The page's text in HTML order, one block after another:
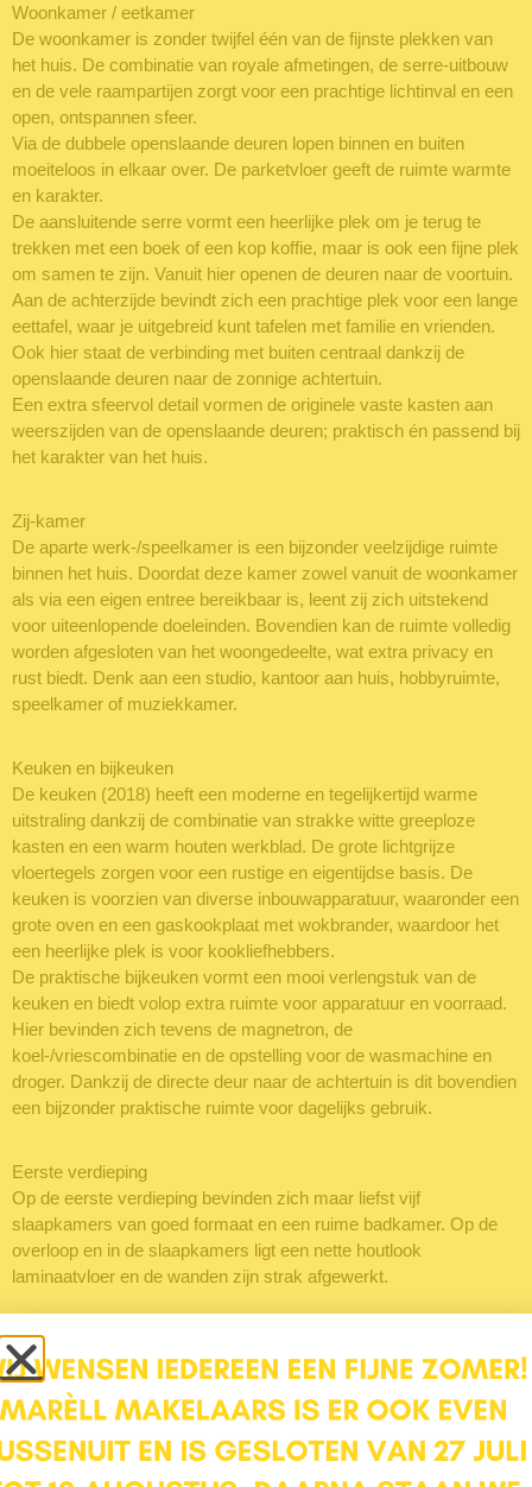
Woonkamer / eetkamer
De woonkamer is zonder twijfel één van de fijnste plekken van
het huis. De combinatie van royale afmetingen, de serre-uitbouw
en de vele raampartijen zorgt voor een prachtige lichtinval en een
open, ontspannen sfeer.
Via de dubbele openslaande deuren lopen binnen en buiten
moeiteloos in elkaar over. De parketvloer geeft de ruimte warmte
en karakter.
De aansluitende serre vormt een heerlijke plek om je terug te
trekken met een boek of een kop koffie, maar is ook een fijne plek
om samen te zijn. Vanuit hier openen de deuren naar de voortuin.
Aan de achterzijde bevindt zich een prachtige plek voor een lange
eettafel, waar je uitgebreid kunt tafelen met familie en vrienden.
Ook hier staat de verbinding met buiten centraal dankzij de
openslaande deuren naar de zonnige achtertuin.
Een extra sfeervol detail vormen de originele vaste kasten aan
weerszijden van de openslaande deuren; praktisch én passend bij
het karakter van het huis.
Zij-kamer
De aparte werk-/speelkamer is een bijzonder veelzijdige ruimte
binnen het huis. Doordat deze kamer zowel vanuit de woonkamer
als via een eigen entree bereikbaar is, leent zij zich uitstekend
voor uiteenlopende doeleinden. Bovendien kan de ruimte volledig
worden afgesloten van het woongedeelte, wat extra privacy en
rust biedt. Denk aan een studio, kantoor aan huis, hobbyruimte,
speelkamer of muziekkamer.
Keuken en bijkeuken
De keuken (2018) heeft een moderne en tegelijkertijd warme
uitstraling dankzij de combinatie van strakke witte greeploze
kasten en een warm houten werkblad. De grote lichtgrijze
vloertegels zorgen voor een rustige en eigentijdse basis. De
keuken is voorzien van diverse inbouwapparatuur, waaronder een
grote oven en een gaskookplaat met wokbrander, waardoor het
een heerlijke plek is voor kookliefhebbers.
De praktische bijkeuken vormt een mooi verlengstuk van de
keuken en biedt volop extra ruimte voor apparatuur en voorraad.
Hier bevinden zich tevens de magnetron, de
koel-/vriescombinatie en de opstelling voor de wasmachine en
droger. Dankzij de directe deur naar de achtertuin is dit bovendien
een bijzonder praktische ruimte voor dagelijks gebruik.
Eerste verdieping
Op de eerste verdieping bevinden zich maar liefst vijf
slaapkamers van goed formaat en een ruime badkamer. Op de
overloop en in de slaapkamers ligt een nette houtlook
laminaatvloer en de wanden zijn strak afgewerkt.
Slaapkamers
Aan de voorzijde van de woning bevinden zich drie slaapkamers,
ieder met een geheel eigen karakter. De eerste kamer is compact
van formaat en daardoor ideaal als babykamer, kinderkamer of
thuiswerkplek.